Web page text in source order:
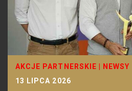
AKCJE PARTNERSKIE
NEWSY
13 LIPCA 2026